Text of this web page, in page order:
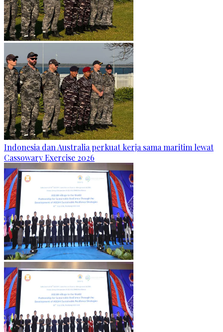
Indonesia dan Australia perkuat kerja sama maritim lewat
Cassowary Exercise 2026